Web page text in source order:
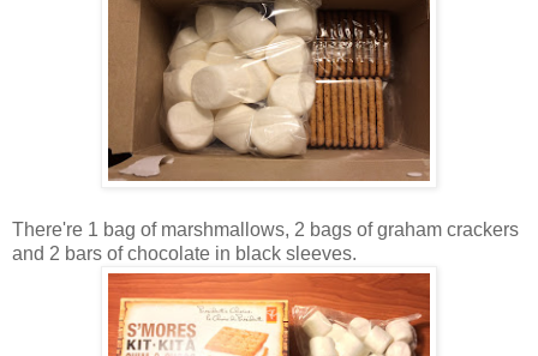
There're 1 bag of marshmallows, 2 bags of graham crackers
and 2 bars of chocolate in black sleeves.